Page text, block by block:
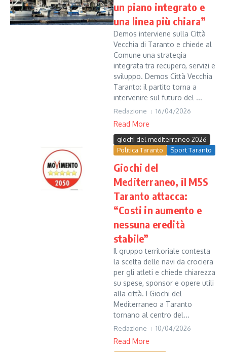
un piano integrato e
una linea più chiara”
Demos interviene sulla Città
Vecchia di Taranto e chiede al
Comune una strategia
integrata tra recupero, servizi e
sviluppo. Demos Città Vecchia
Taranto: il partito torna a
intervenire sul futuro del ...
Redazione 16/04/2026
Read More
giochi del mediterraneo 2026
Politica Taranto
Sport Taranto
Giochi del
Mediterraneo, il M5S
Taranto attacca:
“Costi in aumento e
nessuna eredità
stabile”
Il gruppo territoriale contesta
la scelta delle navi da crociera
per gli atleti e chiede chiarezza
su spese, sponsor e opere utili
alla città. I Giochi del
Mediterraneo a Taranto
tornano al centro del...
Redazione 10/04/2026
Read More